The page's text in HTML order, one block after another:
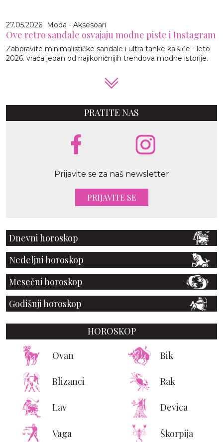
27.05.2026 Moda - Aksesoari
Ove retro sandale osvajaju modne piste i Instagram
Zaboravite minimalističke sandale i ultra tanke kaišiće - leto
2026. vraća jedan od najikoničnijih trendova modne istorije.
PRATITE NAS
Prijavite se za naš newsletter
PRIJAVITE SE
Dnevni horoskop
Nedeljni horoskop
Mesečni horoskop
Godišnji horoskop
HOROSKOP
Ovan Bik
Blizanci Rak
Lav Devica
Vaga Škorpija